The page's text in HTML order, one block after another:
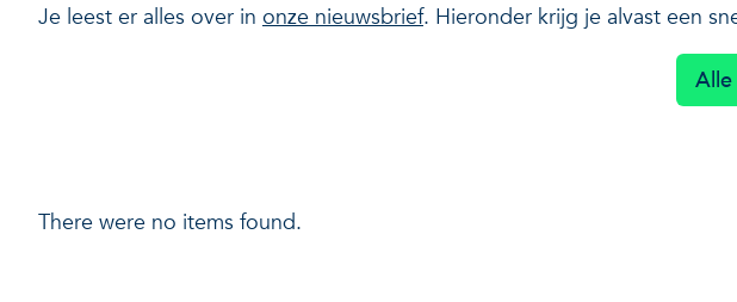
Je leest er alles over in onze nieuwsbrief. Hieronder krijg je alvast een
There were no items found.